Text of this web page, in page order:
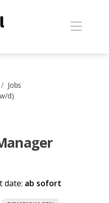
Jobs
d)
date: ab sofort